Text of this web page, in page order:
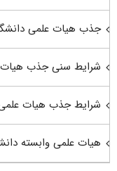
جذب هیات علمی
شرایط سنی جذب
شرایط جذب هیات
هیات علمی وابسته